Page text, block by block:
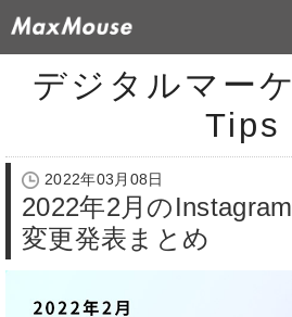
デジタルマー
Tips
2022年03月08日
2022年2月の
変更発表まとめ